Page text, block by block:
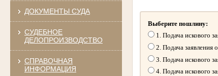
ДОКУМЕНТЫ СУДА
СУДЕБНОЕ
ДЕЛОПРОИЗВОДСТВО
СПРАВОЧНАЯ
ИНФОРМАЦИЯ
Выберите пошлину:
1. Подача искового
2. Подача заявления
3. Подача искового
4. Подача искового